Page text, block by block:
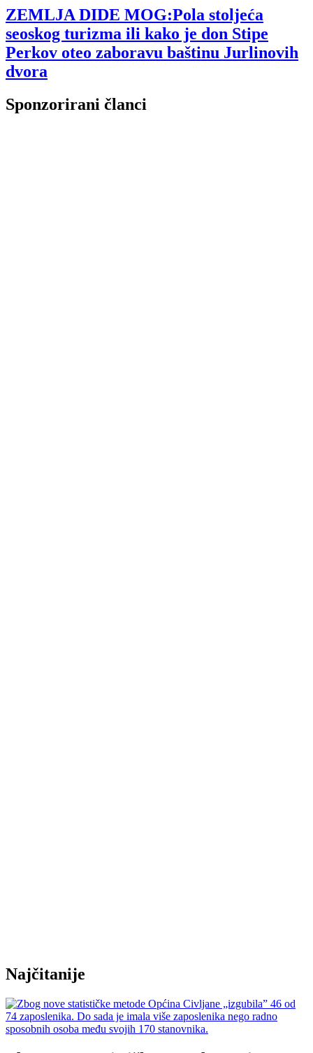
ZEMLJA DIDE MOG:Pola stoljeća
seoskog turizma ili kako je don Stipe
Perkov oteo zaboravu baštinu Jurlinovih
dvora
Sponzorirani članci
Najčitanije